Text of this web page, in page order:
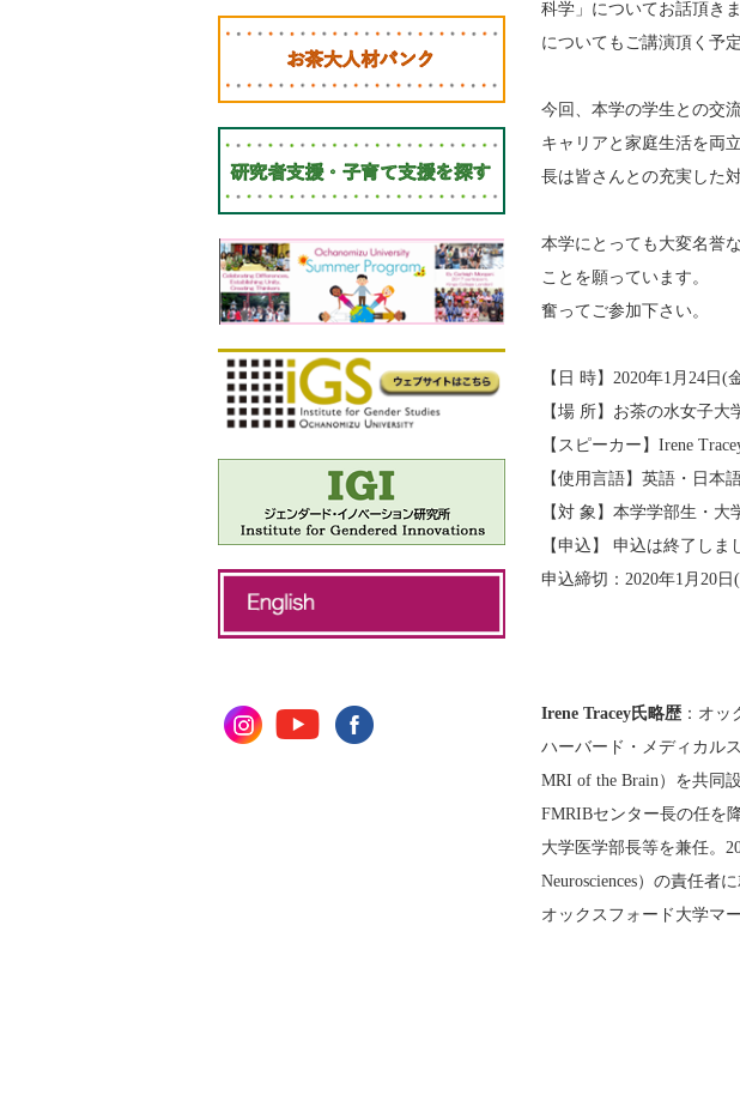
科学」についてお話頂き
についてもご講演頂く予定
今回、本学の学生との交
キャリアと家庭生活を両
長は皆さんとの充実した
本学にとっても大変名誉
ことを願っています。
奮ってご参加下さい。
【日 時】2020年1月24日(
【場 所】お茶の水女子
【スピーカー】Irene
【使用言語】英語・日本
【対 象】本学学部生・大
【申込】 申込は終了しま
申込締切：2020年1月20日
Irene Tracey氏略歴 ：オ
ハーバード・メディカル
MRI of the Brain）を共同
FMRIBセンター長の任を
大学医学部長等を兼任。
Neurosciences）の責任者
オックスフォード大学マ